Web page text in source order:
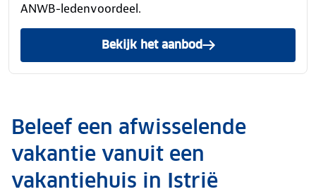
ANWB-ledenvoordeel.
Bekijk het aanbod
Beleef een afwisselende
vakantie vanuit een
vakantiehuis in Istrië